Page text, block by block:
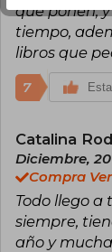
que ponen,
tiempo,
libros que
7
Catalina
Diciembre,
Compra
Todo llego
siempre,
año y